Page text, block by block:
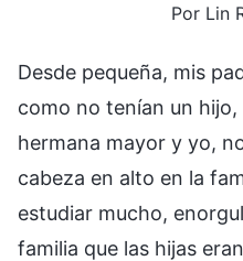
Por Lin
Desde pequeña, mis
como no tenían un
hermana mayor y yo,
cabeza en alto en la
estudiar mucho,
familia que las hijas